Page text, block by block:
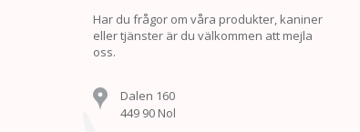
Har du frågor om våra produkter, kaniner
eller tjänster är du välkommen att mejla
oss.
Dalen 160
449 90 Nol